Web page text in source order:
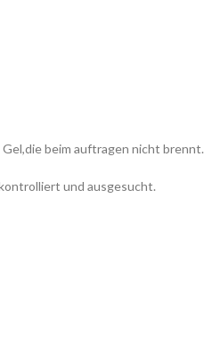
beim auftragen nicht brennt.
und ausgesucht.